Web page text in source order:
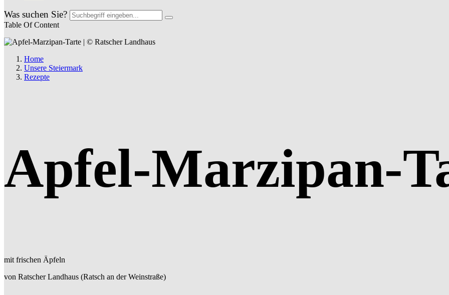
Was suchen Sie?
Table Of Content
Home
Unsere Steiermark
Rezepte
Apfel-Marzipan-
mit frischen Äpfeln
von Ratscher Landhaus (Ratsch an der Weinstraße)